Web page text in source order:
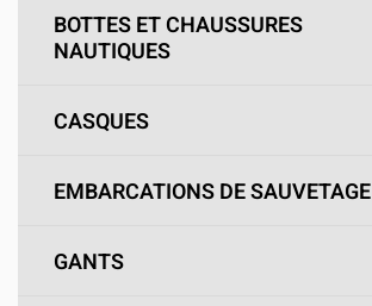
BOTTES ET CHAUSSURES
NAUTIQUES
CASQUES
EMBARCATIONS DE SAUVETAGE
GANTS